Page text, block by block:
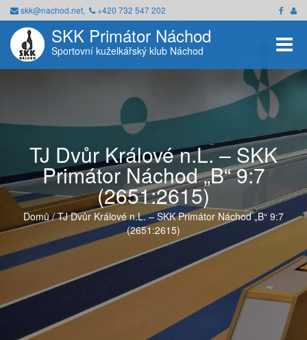
skk@nachod.net, +420 732 547 202
SKK Primátor Náchod
Sportovní kuželkářský klub Náchod
TJ Dvůr Králové n.L. – SKK
Primátor Náchod „B“ 9:7
(2651:2615)
Domů / TJ Dvůr Králové n.L. – SKK Primátor Náchod „B“ 9:7
(2651:2615)